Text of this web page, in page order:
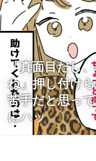
「真面目だし
ね」押し付け
苦手だと思っ
にハッ